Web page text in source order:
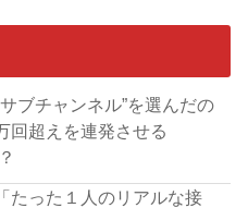
ブチャンネル”を選んだの
回超えを連発させる
たった１人のリアルな接